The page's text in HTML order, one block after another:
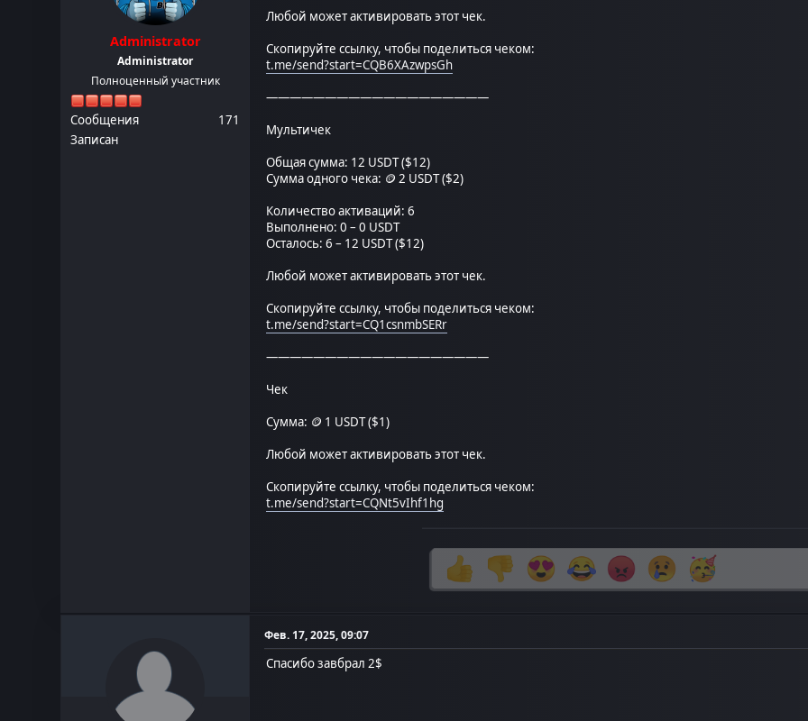
Administrator
Administrator
Полноценный участник
Сообщения
171
Записан
Любой может активировать этот чек.
Скопируйте ссылку, чтобы поделиться чеком:
t.me/send?start=CQB6XAzwpsGh
———————————————————
Мультичек
Общая сумма: 12 USDT ($12)
Сумма одного чека: 🪙 2 USDT ($2)
Количество активаций: 6
Выполнено: 0 – 0 USDT
Осталось: 6 – 12 USDT ($12)
Любой может активировать этот чек.
Скопируйте ссылку, чтобы поделиться чеком:
t.me/send?start=CQ1csnmbSERr
———————————————————
Чек
Сумма: 🪙 1 USDT ($1)
Любой может активировать этот чек.
Скопируйте ссылку, чтобы поделиться чеком:
t.me/send?start=CQNt5vIhf1hg
Фев. 17, 2025, 09:07
Спасибо завбрал 2$